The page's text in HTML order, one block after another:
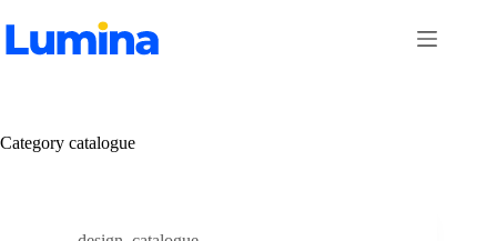
to
content
Category catalogue